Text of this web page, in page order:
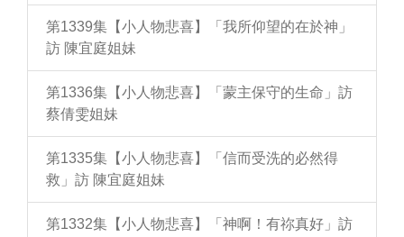
第1339集【小人物悲喜】「我所仰望的在於神」
訪 陳宜庭姐妹
第1336集【小人物悲喜】「蒙主保守的生命」訪
蔡倩雯姐妹
第1335集【小人物悲喜】「信而受洗的必然得
救」訪 陳宜庭姐妹
第1332集【小人物悲喜】「神啊！有祢真好」訪